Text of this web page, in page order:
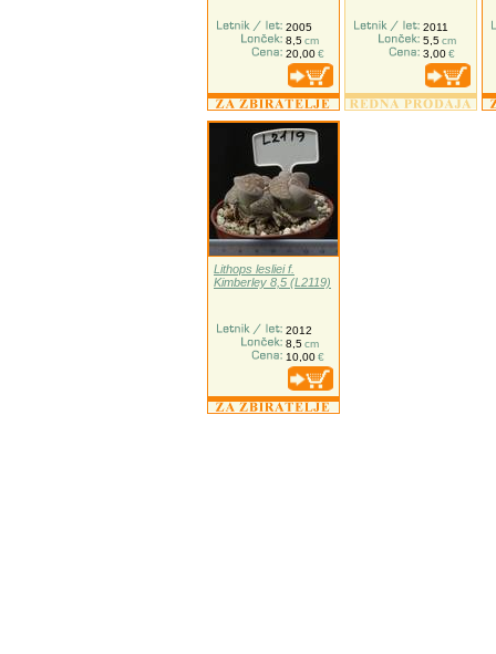
2005
8,5cm
20,00€
2011
5,5cm
3,00€
Lithops lesliei f.
Kimberley 8,5 (L2119)
2012
8,5cm
10,00€